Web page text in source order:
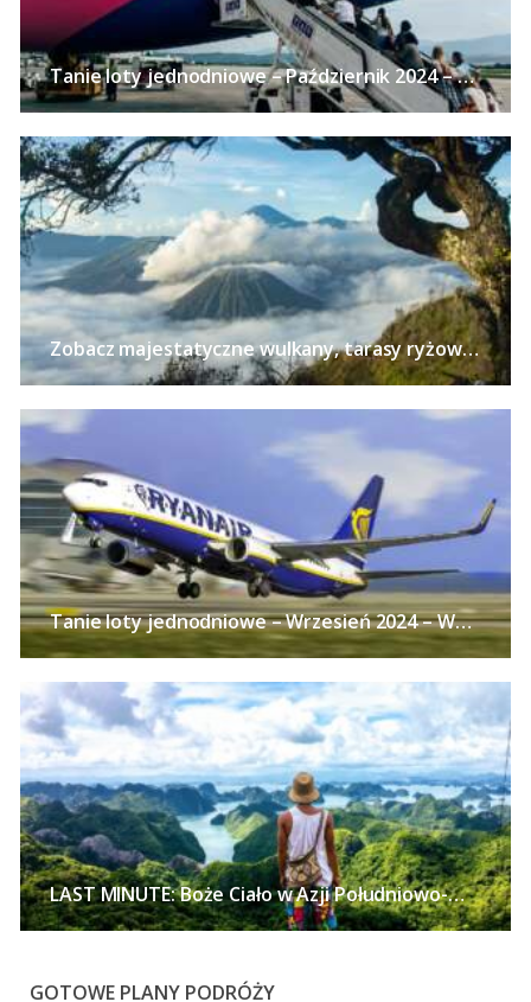
Tanie loty jednodniowe – Październik 2024 – 24 pomysły na wycieczki bez noclegu z polskich miast już od 113 PLN!
Zobacz majestatyczne wulkany, tarasy ryżowe i zabytkowe świątynie na Jawie – Loty z pięciu polskich miast od 2540 PLN!
Tanie loty jednodniowe – Wrzesień 2024 – Wycieczki samolotem z polskich miast już od 113 PLN w obie strony!
LAST MINUTE: Boże Ciało w Azji Południowo-Wschodniej – Tajlandia, Wietnam lub Singapur z polskich miast już od 2672 PLN!
GOTOWE PLANY PODRÓŻY